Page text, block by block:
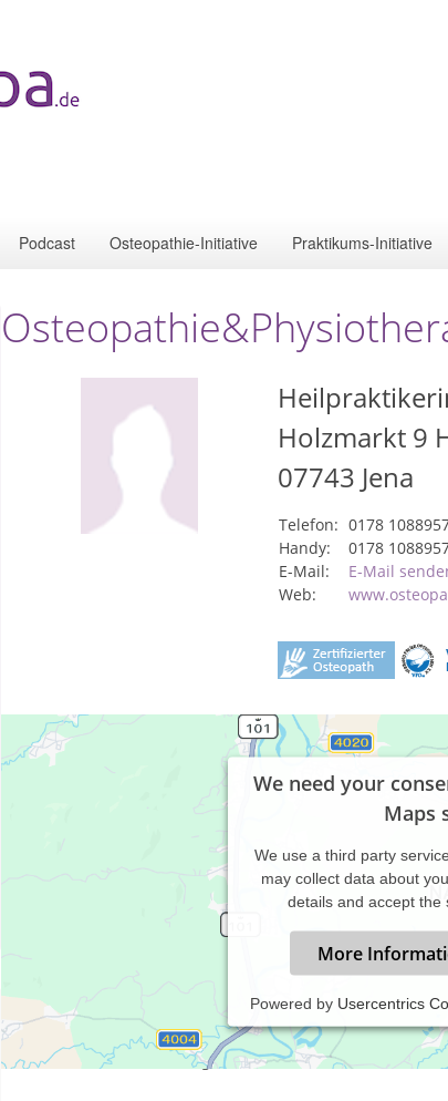
Podcast Osteopathie-Initiative Praktikums-Initiative
Holzmarkt 9
07743 Jena
Telefon: 0178
Handy:
0178
E-Mail:
E-Mail
Web:
We need your
Maps
We use a third party
may collect data about
details and accept the
More
Powered by Usercentrics
Praxiszeiten:
Termine nach Vereinbarung